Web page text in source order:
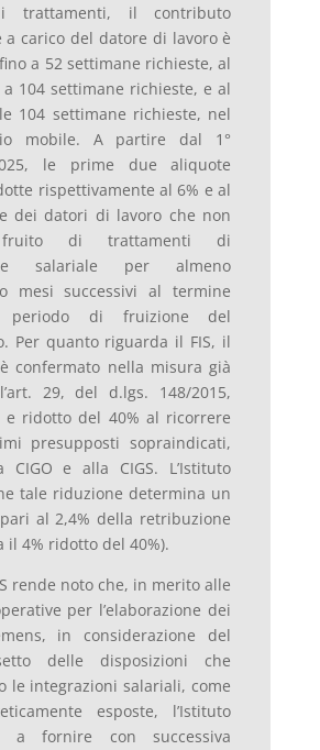
trattamenti, il contributo
a carico del datore di lavoro è
a 52 settimane richieste, al
a 104 settimane richieste, e al
104 settimane richieste, nel
mobile. A partire dal 1°
le prime due aliquote
rispettivamente al 6% e al
dei datori di lavoro che non
fruito di trattamenti di
salariale per almeno
mesi successivi al termine
periodo di fruizione del
Per quanto riguarda il FIS, il
confermato nella misura già
29, del d.lgs. 148/2015,
e ridotto del 40% al ricorrere
presupposti sopraindicati,
CIGO e alla CIGS. L’Istituto
tale riduzione determina un
al 2,4% della retribuzione
il 4% ridotto del 40%).
rende noto che, in merito alle
per l’elaborazione dei
in considerazione del
delle disposizioni che
le integrazioni salariali, come
esposte, l’Istituto
a fornire con successiva